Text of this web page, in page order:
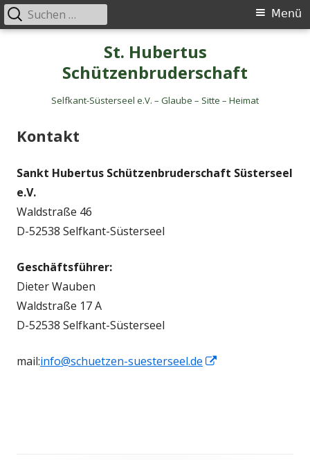
St. Hubertus
Schützenbruderschaft
Selfkant-Süsterseel e.V. – Glaube – Sitte – Heimat
Primäres
Menü
Suche
nach:
Kontakt
Sankt Hubertus Schützenbruderschaft Süsterseel
e.V.
Waldstraße 46
D-52538 Selfkant-Süsterseel
Geschäftsführer:
Dieter Wauben
Waldstraße 17 A
D-52538 Selfkant-Süsterseel
mail:info@schuetzen-suesterseel.de